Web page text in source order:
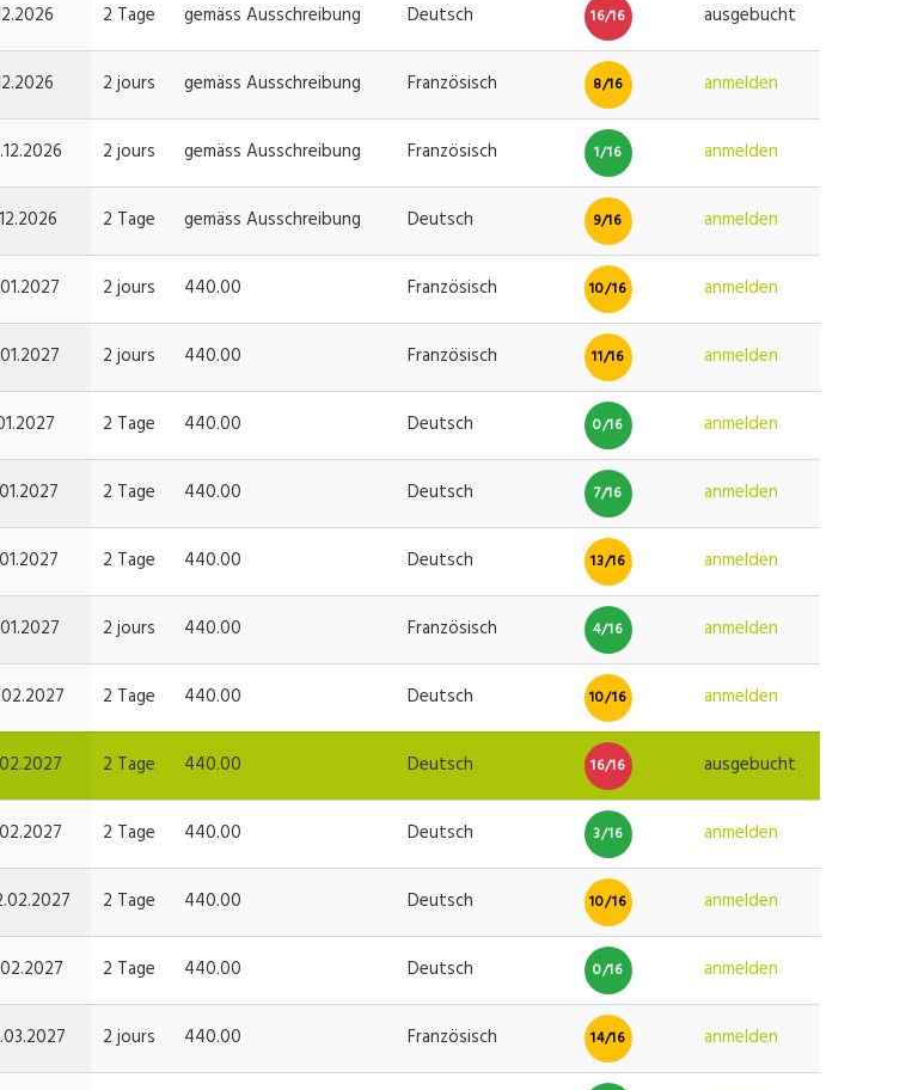
2 Tage gemäss Ausschreibung Deutsch 16/16 ausgebucht
2 jours gemäss Ausschreibung Französisch 8/16 anmelden
2 jours gemäss Ausschreibung Französisch 1/16 anmelden
2 Tage gemäss Ausschreibung Deutsch 9/16 anmelden
2 jours 440.00 Französisch 10/16 anmelden
2 jours 440.00 Französisch 11/16 anmelden
2 Tage 440.00 Deutsch 0/16 anmelden
2 Tage 440.00 Deutsch 7/16 anmelden
2 Tage 440.00 Deutsch 13/16 anmelden
2 jours 440.00 Französisch 4/16 anmelden
2 Tage 440.00 Deutsch 10/16 anmelden
2 Tage 440.00 Deutsch 16/16 ausgebucht
2 Tage 440.00 Deutsch 3/16 anmelden
2 Tage 440.00 Deutsch 10/16 anmelden
2 Tage 440.00 Deutsch 0/16 anmelden
2 jours 440.00 Französisch 14/16 anmelden